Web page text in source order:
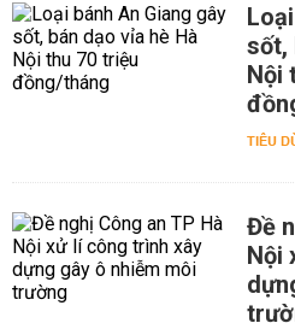
sốt,
Nội
TIÊU
Đề
Nội